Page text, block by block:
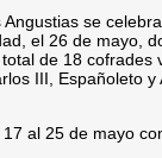
se
el 26 de mayo,
de 18
III, Españoleto
al 25 de mayo